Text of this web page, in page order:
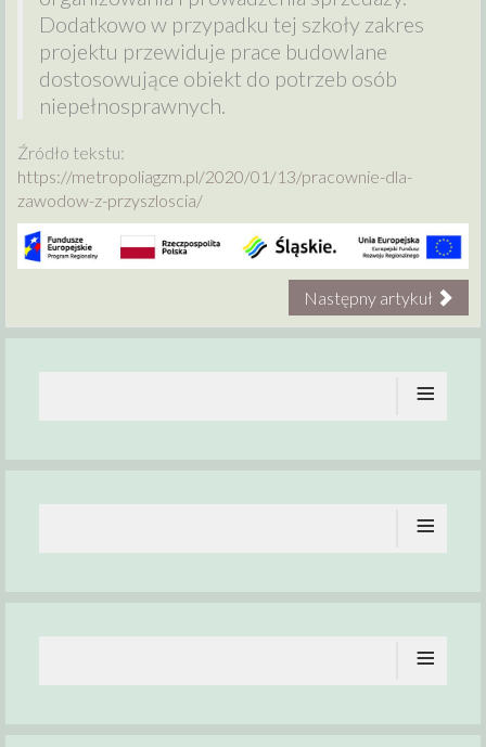
Dodatkowo w przypadku tej szkoły zakres
projektu przewiduje prace budowlane
dostosowujące obiekt do potrzeb osób
niepełnosprawnych.
Źródło tekstu:
https://metropoliagzm.pl/2020/01/13/pracownie-dla-
zawodow-z-przyszloscia/
Następny artykuł
≡
≡
≡